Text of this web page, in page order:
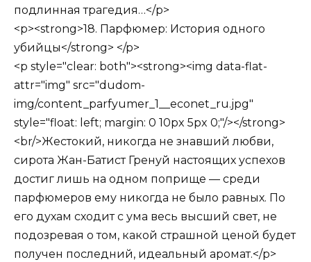
подлинная трагедия…</p>
<p><strong>18. Парфюмер: История одного
убийцы</strong> </p>
<p style="clear: both"><strong><img data-flat-
attr="img" src="dudom-
img/content_parfyumer_1__econet_ru.jpg"
style="float: left; margin: 0 10px 5px 0;"/></strong>
<br/>Жестокий, никогда не знавший любви,
сирота Жан-Батист Гренуй настоящих успехов
достиг лишь на одном поприще — среди
парфюмеров ему никогда не было равных. По
его духам сходит с ума весь высший свет, не
подозревая о том, какой страшной ценой будет
получен последний, идеальный аромат.</p>